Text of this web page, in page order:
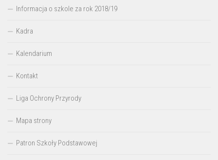
Informacja o szkole za rok 2018/19
Kadra
Kalendarium
Kontakt
Liga Ochrony Przyrody
Mapa strony
Patron Szkoły Podstawowej